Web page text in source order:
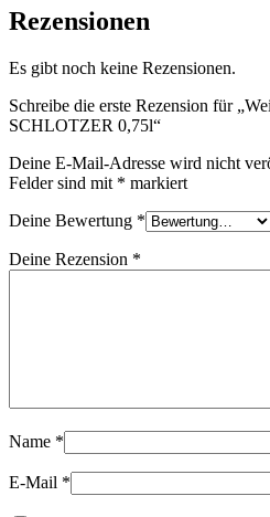
Rezensionen
Es gibt noch keine Rezensionen.
Schreibe die erste Rezension für
SCHLOTZER 0,75l“
Deine E-Mail-Adresse wird nicht
Felder sind mit * markiert
Deine Bewertung *
Deine Rezension *
Name *
E-Mail *